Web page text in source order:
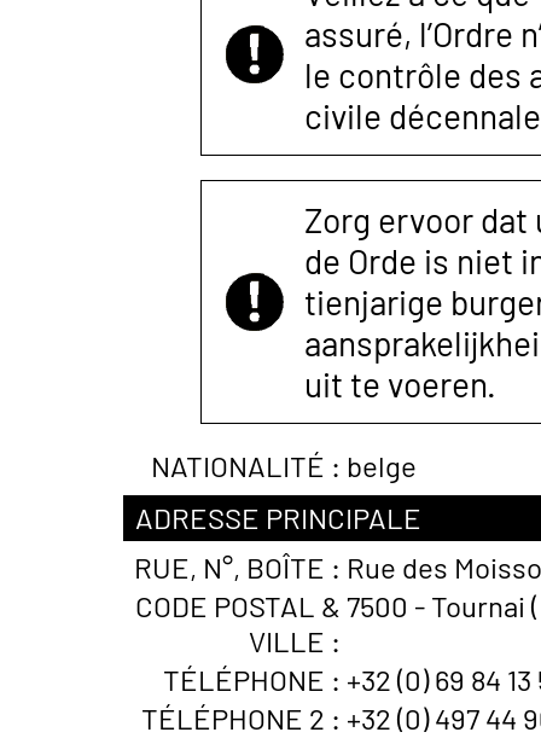
assuré, l’Ordre
le contrôle des
civile
Zorg ervoor
de Orde is niet
tienjarige
uit te voeren.
NATIONALITÉ : belge
ADRESSE PRINCIPALE
RUE, N°, BOÎTE : Rue des
CODE POSTAL &
VILLE :
7500 - Tournai
TÉLÉPHONE : +32 (0) 69 84 13
TÉLÉPHONE 2 : +32 (0) 497 44